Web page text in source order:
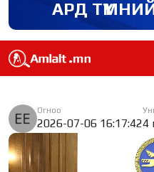
АРД
Огноо
2026-07-06 16:17:424